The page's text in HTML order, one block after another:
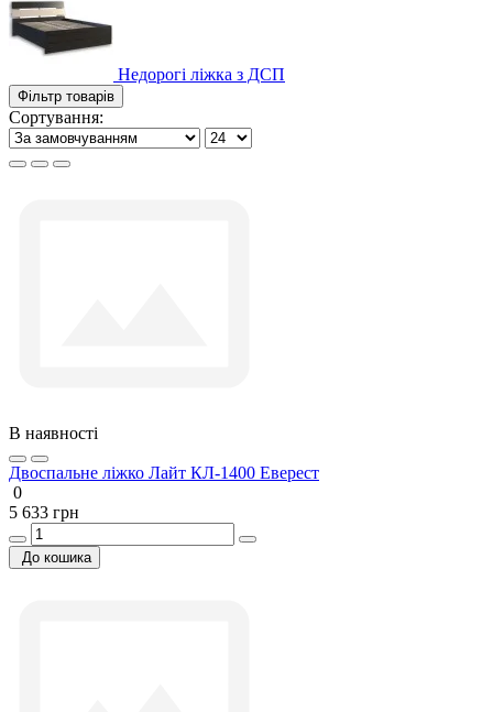
Недорогі ліжка з ДСП
Фільтр товарів
Сортування:
В наявності
Двоспальне ліжко Лайт КЛ-1400 Еверест
0
5 633 грн
До кошика